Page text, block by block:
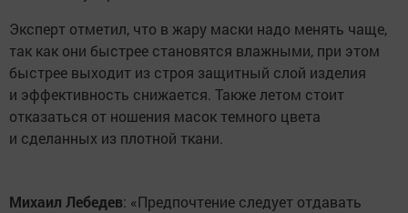
Эксперт отметил, что в жару маски надо менять чаще,
так как они быстрее становятся влажными, при этом
быстрее выходит из строя защитный слой изделия
и эффективность снижается. Также летом стоит
отказаться от ношения масок темного цвета
и сделанных из плотной ткани.
Михаил Лебедев: «Предпочтение следует отдавать